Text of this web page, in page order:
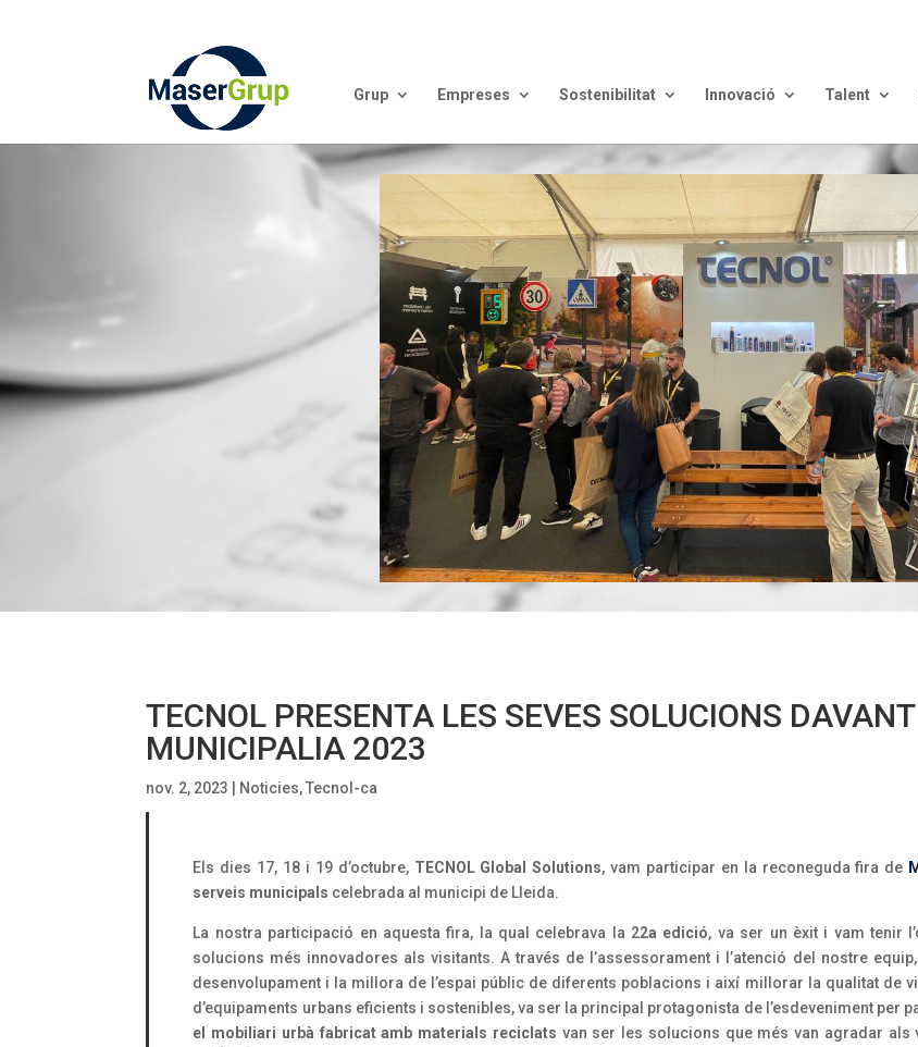
Grup Empreses Sostenibilitat Innovació Talent
TECNOL PRESENTA LES SEVES SOLUCIONS
MUNICIPALIA 2023
nov. 2, 2023 Noticies,Tecnol-ca
Els dies 17, 18 i 19 d’octubre, TECNOL Global Solutions, vam participar en la reconeguda fira de
serveis municipals celebrada al municipi de Lleida.
La nostra participació en aquesta fira, la qual celebrava la 22a edició, va ser un èxit i vam tenir
solucions més innovadores als visitants. A través de l’assessorament i l’atenció del nostre
desenvolupament i la millora de l’espai públic de diferents poblacions i així millorar la qualitat de
d’equipaments urbans eficients i sostenibles, va ser la principal protagonista de l’esdeveniment per
el mobiliari urbà fabricat amb materials reciclats van ser les solucions que més van agradar